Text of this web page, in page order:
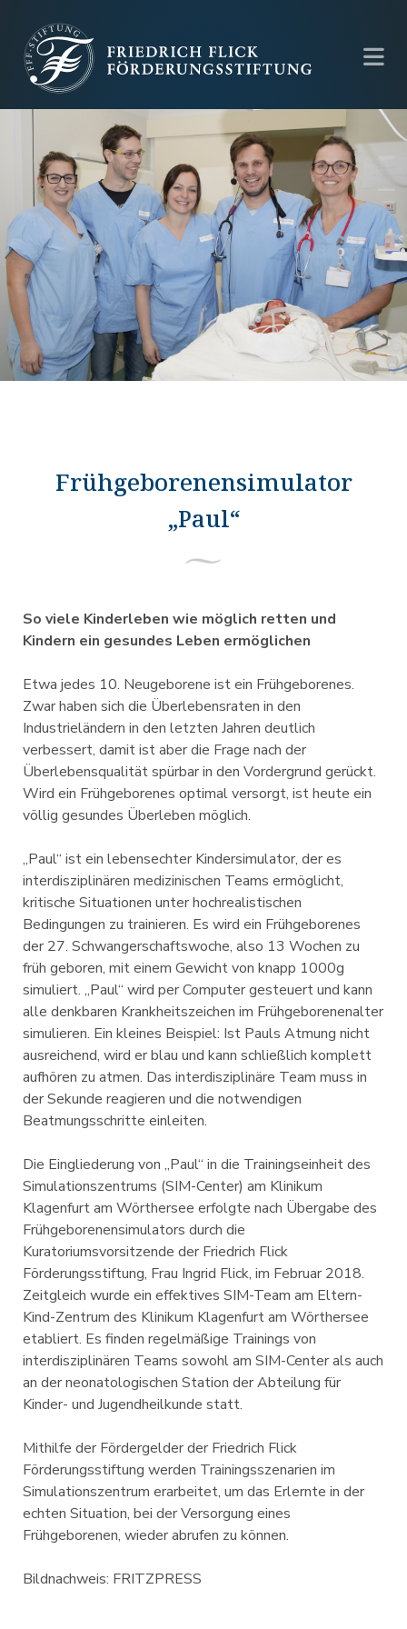
Frühgeborenensimulator
„Paul“
So viele Kinderleben wie möglich retten und
Kindern ein gesundes Leben ermöglichen
Etwa jedes 10. Neugeborene ist ein Frühgeborenes.
Zwar haben sich die Überlebensraten in den
Industrieländern in den letzten Jahren deutlich
verbessert, damit ist aber die Frage nach der
Überlebensqualität spürbar in den Vordergrund gerückt.
Wird ein Frühgeborenes optimal versorgt, ist heute ein
völlig gesundes Überleben möglich.
„Paul“ ist ein lebensechter Kindersimulator, der es
interdisziplinären medizinischen Teams ermöglicht,
kritische Situationen unter hochrealistischen
Bedingungen zu trainieren. Es wird ein Frühgeborenes
der 27. Schwangerschaftswoche, also 13 Wochen zu
früh geboren, mit einem Gewicht von knapp 1000g
simuliert. „Paul“ wird per Computer gesteuert und kann
alle denkbaren Krankheitszeichen im Frühgeborenenalter
simulieren. Ein kleines Beispiel: Ist Pauls Atmung nicht
ausreichend, wird er blau und kann schließlich komplett
aufhören zu atmen. Das interdisziplinäre Team muss in
der Sekunde reagieren und die notwendigen
Beatmungsschritte einleiten.
Die Eingliederung von „Paul“ in die Trainingseinheit des
Simulationszentrums (SIM-Center) am Klinikum
Klagenfurt am Wörthersee erfolgte nach Übergabe des
Frühgeborenensimulators durch die
Kuratoriumsvorsitzende der Friedrich Flick
Förderungsstiftung, Frau Ingrid Flick, im Februar 2018.
Zeitgleich wurde ein effektives SIM-Team am Eltern-
Kind-Zentrum des Klinikum Klagenfurt am Wörthersee
etabliert. Es finden regelmäßige Trainings von
interdisziplinären Teams sowohl am SIM-Center als auch
an der neonatologischen Station der Abteilung für
Kinder- und Jugendheilkunde statt.
Mithilfe der Fördergelder der Friedrich Flick
Förderungsstiftung werden Trainingsszenarien im
Simulationszentrum erarbeitet, um das Erlernte in der
echten Situation, bei der Versorgung eines
Frühgeborenen, wieder abrufen zu können.
Bildnachweis: FRITZPRESS